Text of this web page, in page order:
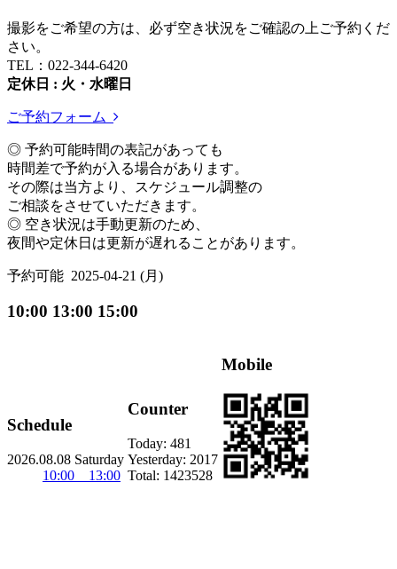
撮影をご希望の方は、必ず空き状況をご確認の上ご予約くだ
さい。
TEL：022-344-6420
定休日 : 火・水曜日
ご予約フォーム
◎ 予約可能時間の表記があっても
時間差で予約が入る場合があります。
その際は当方より、スケジュール調整の
ご相談をさせていただきます。
◎ 空き状況は手動更新のため、
夜間や定休日は更新が遅れることがあります。
予約可能 2025-04-21 (月)
10:00 13:00 15:00
Schedule
2026.08.08 Saturday
10:00 13:00
Counter
Today: 481
Yesterday: 2017
Total: 1423528
Mobile